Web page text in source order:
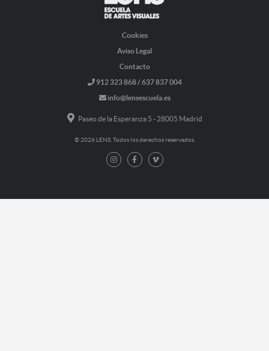
Cookies
Aviso Legal
Contacto
912 323 868 / 637 837 004
info@lensescuela.es
Paseo de la Esperanza 5 - 28005 Madrid
© 2026 LENS. Todos los derechos reservados.